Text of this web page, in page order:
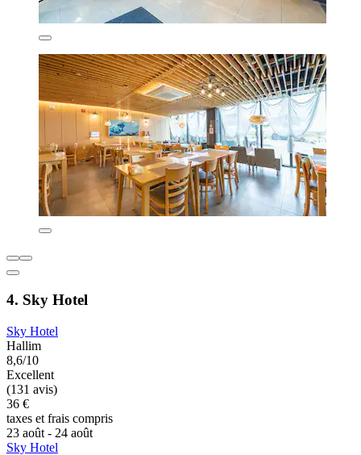
4. Sky Hotel
Sky Hotel
Hallim
8,6/10
Excellent
(131 avis)
36 €
taxes et frais compris
23 août - 24 août
Sky Hotel